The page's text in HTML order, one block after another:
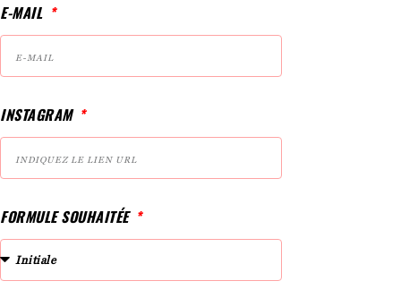
E-MAIL
INSTAGRAM
FORMULE SOUHAITÉE